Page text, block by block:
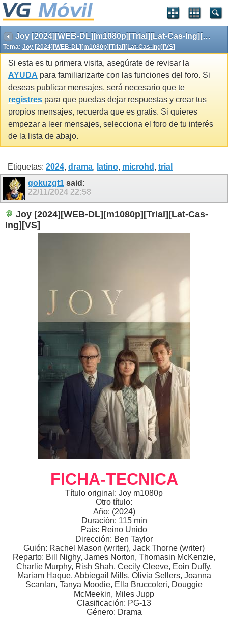
Joy [2024][WEB-DL][m1080p][Trial][Lat-Cas-Ing][VS]
Tema: Joy [2024][WEB-DL][m1080p][Trial][Lat-Cas-Ing][VS]
Si esta es tu primera visita, asegúrate de revisar la
AYUDA para familiarizarte con las funciones del foro. Si
deseas publicar mensajes, será necesario que te
registres para que puedas dejar respuestas y crear tus
propios mensajes, recuerda que es gratis. Si quieres
empezar a leer mensajes, selecciona el foro de tu interés
de la lista de abajo.
Etiquetas: 2024, drama, latino, microhd , trial
gokuzgt1 said:
22/11/2024 22:58
Joy [2024][WEB-DL][m1080p][Trial][Lat-Cas-
Ing][VS]
FICHA-TECNICA
Título original: Joy m1080p
Otro título:
Año: (2024)
Duración: 115 min
País: Reino Unido
Dirección: Ben Taylor
Guión: Rachel Mason (writer), Jack Thorne (writer)
Reparto: Bill Nighy, James Norton, Thomasin McKenzie,
Charlie Murphy, Rish Shah, Cecily Cleeve, Eoin Duffy,
Mariam Haque, Abbiegail Mills, Olivia Sellers, Joanna
Scanlan, Tanya Moodie, Ella Bruccoleri, Douggie
McMeekin, Miles Jupp
Clasificación: PG-13
Género: Drama